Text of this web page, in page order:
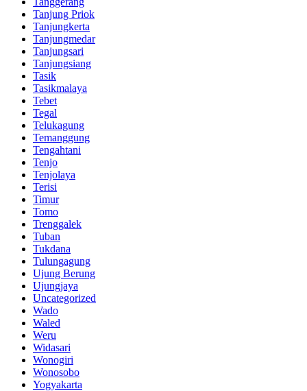
Tanjung Priok
Tanjungkerta
Tanjungmedar
Tanjungsari
Tanjungsiang
Tasik
Tasikmalaya
Tebet
Tegal
Telukagung
Temanggung
Tengahtani
Tenjo
Tenjolaya
Terisi
Timur
Tomo
Trenggalek
Tuban
Tukdana
Tulungagung
Ujung Berung
Ujungjaya
Uncategorized
Wado
Waled
Weru
Widasari
Wonogiri
Wonosobo
Yogyakarta